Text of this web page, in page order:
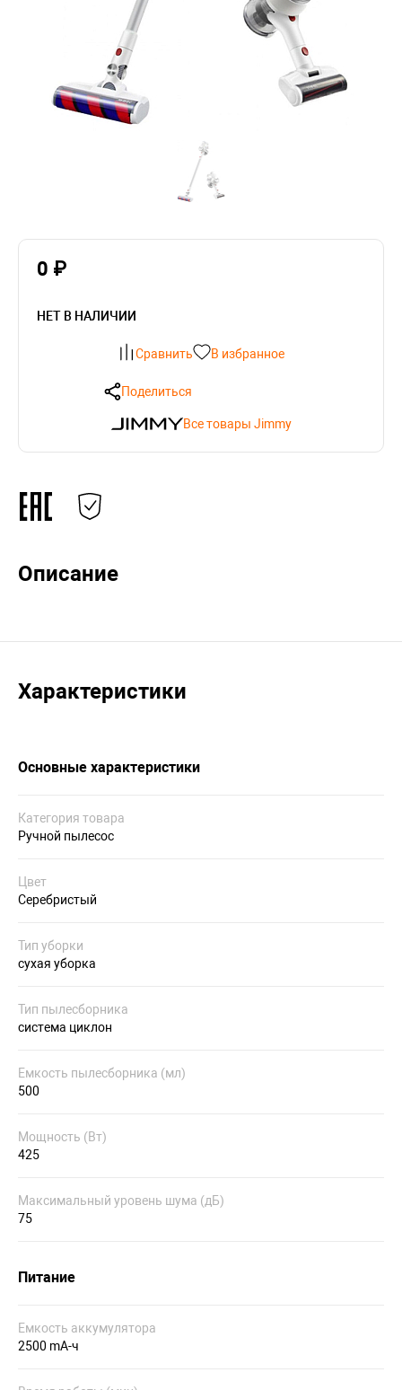
0 ₽
НЕТ В НАЛИЧИИ
Сравнить В избранное
Поделиться
Все товары Jimmy
Описание
Характеристики
Основные характеристики
Категория товара
Ручной пылесос
Цвет
Серебристый
Тип уборки
сухая уборка
Тип пылесборника
система циклон
Емкость пылесборника (мл)
500
Мощность (Вт)
425
Максимальный уровень шума (дБ)
75
Питание
Емкость аккумулятора
2500 mA-ч